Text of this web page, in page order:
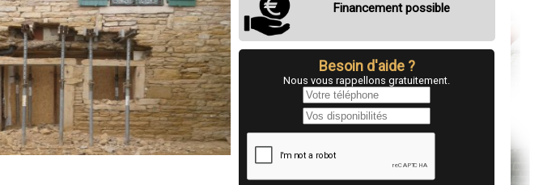
Financement possible
Besoin d'aide ?
Nous vous rappellons gratuitement.